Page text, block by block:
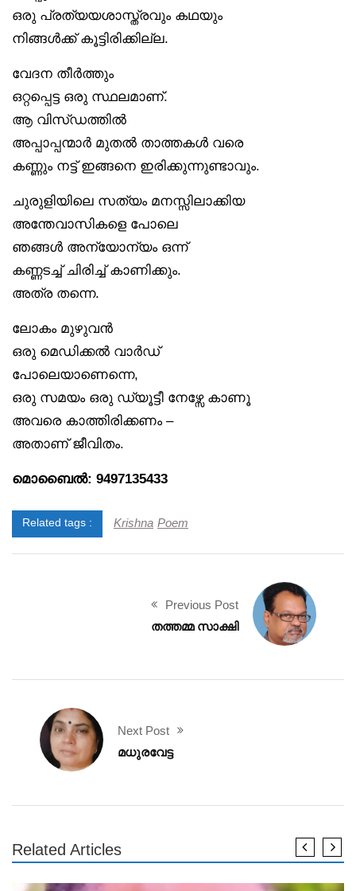
ഒരു പ്രത്യയശാസ്ത്രവും കഥയും
നിങ്ങൾക്ക് കൂട്ടിരിക്കില്ല.
വേദന തീർത്തും
ഒറ്റപ്പെട്ട ഒരു സ്ഥലമാണ്.
ആ വിസ്‌ഡത്തിൽ
അപ്പാപ്പന്മാർ മുതൽ താത്തകൾ വരെ
കണ്ണും നട്ട് ഇങ്ങനെ ഇരിക്കുന്നുണ്ടാവും.
ചുരുളിയിലെ സത്യം മനസ്സിലാക്കിയ
അന്തേവാസികളെ പോലെ
ഞങ്ങൾ അന്യോന്യം ഒന്ന്
കണ്ണടച്ച് ചിരിച്ച് കാണിക്കും.
അത്ര തന്നെ.
ലോകം മുഴുവൻ
ഒരു മെഡിക്കൽ വാർഡ്
പോലെയാണെന്നെ,
ഒരു സമയം ഒരു ഡ്യൂട്ടീ നേഴ്സേ കാണൂ
അവരെ കാത്തിരിക്കണം –
അതാണ് ജീവിതം.
മൊബൈൽ: 9497135433
Related tags : Krishna Poem
Previous Post
തത്തമ്മ സാക്ഷി
Next Post
മധുരവേട്ട
Related Articles